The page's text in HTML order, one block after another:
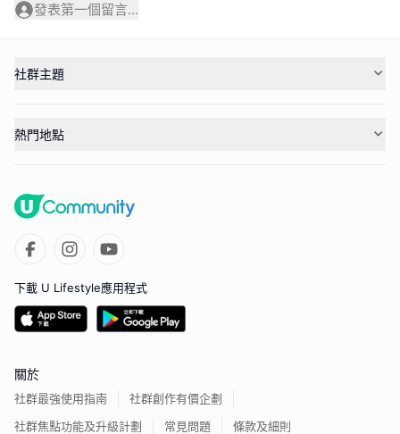
發表第一個留言...
社群主題
熱門地點
下載 U Lifestyle應用程式
關於
社群最強使用指南
社群創作有價企劃
社群焦點功能及升級計劃
常見問題 條款及細則